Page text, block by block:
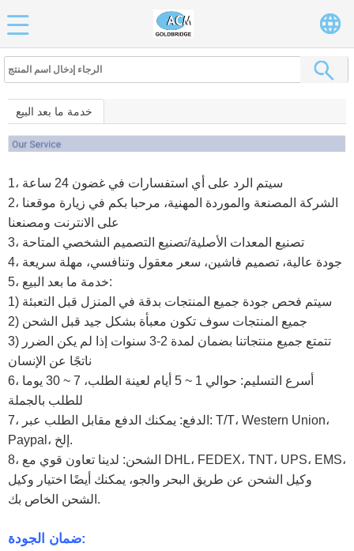
خدمة ما بعد البيع
1، سيتم الرد على أي استفسارات في غضون 24 ساعة
2، الشركة المصنعة والموردة المهنية، مرحبا بكم في زيارة موقعنا
على الانترنت ومصنعنا
3، تصنيع المعدات الأصلية/تصنيع التصميم الشخصي المتاحة
4، جودة عالية، تصميم فاشين، سعر معقول وتنافسي، مهلة سريعة
5، خدمة ما بعد البيع:
1) سيتم فحص جودة جميع المنتجات بدقة في المنزل قبل التعبئة
2) جميع المنتجات سوف تكون معبأة بشكل جيد قبل الشحن
3) تتمتع جميع منتجاتنا بضمان لمدة 2-3 سنوات إذا لم يكن الضرر
ناتجًا عن الإنسان
6، أسرع التسليم:
حوالي 1 ~ 5 أيام لعينة الطلب، 7 ~ 30 يوما
للطلب بالجملة
7، الدفع: يمكنك الدفع مقابل الطلب عبر: T/T، Western Union،
Paypal، إلخ.
8، الشحن: لدينا تعاون قوي مع DHL، FEDEX، TNT، UPS، EMS،
وكيل الشحن عن طريق البحر والجو، يمكنك أيضًا اختيار وكيل
الشحن الخاص بك.
ضمان الجودة: